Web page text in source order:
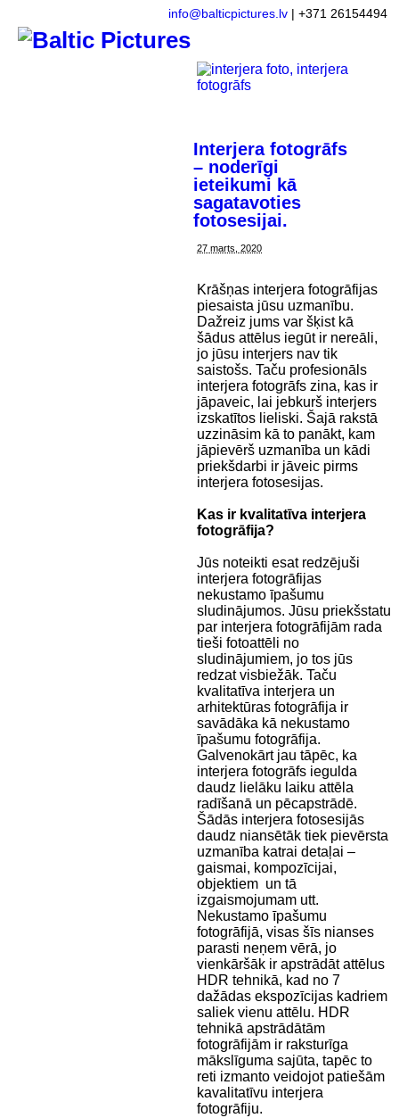
info@balticpictures.lv| +371 26154494
Interjera fotogrāfs
– noderīgi
ieteikumi kā
sagatavoties
fotosesijai.
27 marts, 2020
Krāšņas interjera fotogrāfijas
piesaista jūsu uzmanību.
Dažreiz jums var šķist kā
šādus attēlus iegūt ir nereāli,
jo jūsu interjers nav tik
saistošs. Taču profesionāls
interjera fotogrāfs zina, kas ir
jāpaveic, lai jebkurš interjers
izskatītos lieliski. Šajā rakstā
uzzināsim kā to panākt, kam
jāpievērš uzmanība un kādi
priekšdarbi ir jāveic pirms
interjera fotosesijas.
Kas ir kvalitatīva interjera
fotogrāfija?
Jūs noteikti esat redzējuši
interjera fotogrāfijas
nekustamo īpašumu
sludinājumos. Jūsu priekšstatu
par interjera fotogrāfijām rada
tieši fotoattēli no
sludinājumiem, jo tos jūs
redzat visbiežāk. Taču
kvalitatīva interjera un
arhitektūras fotogrāfija ir
savādāka kā nekustamo
īpašumu fotogrāfija.
Galvenokārt jau tāpēc, ka
interjera fotogrāfs iegulda
daudz lielāku laiku attēla
radīšanā un pēcapstrādē.
Šādās interjera fotosesijās
daudz niansētāk tiek pievērsta
uzmanība katrai detaļai –
gaismai, kompozīcijai,
objektiem un tā
izgaismojumam utt.
Nekustamo īpašumu
fotogrāfijā, visas šīs nianses
parasti neņem vērā, jo
vienkāršāk ir apstrādāt attēlus
HDR tehnikā, kad no 7
dažādas ekspozīcijas kadriem
saliek vienu attēlu. HDR
tehnikā apstrādātām
fotogrāfijām ir raksturīga
mākslīguma sajūta, tapēc to
reti izmanto veidojot patiešām
kavalitatīvu interjera
fotogrāfiju.